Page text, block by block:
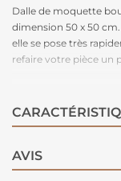
Dalle de moquette
dimension 50 x 50
elle se pose très
refaire votre pièce un
L'avantage des dalles
AVIS